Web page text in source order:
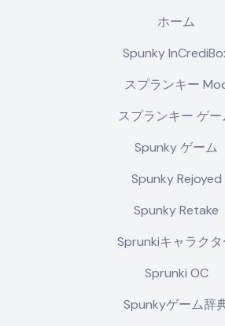
ホーム
Spunky
スプランキー
スプランキー ゲー
Spunky ゲーム
Spunky Rejoyed
Spunky Retake
Sprunkiキャラクタ
Sprunki OC
Spunkyゲーム辞